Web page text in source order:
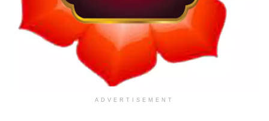
ADVERTISEMENT